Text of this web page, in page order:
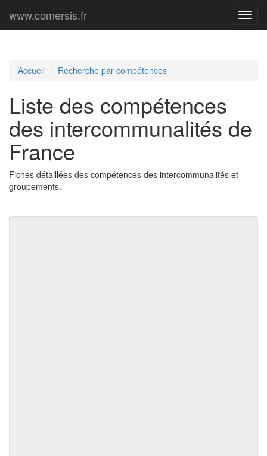
Menu
www.comersis.fr
Accueil Recherche par compétences
Liste des compétences
des intercommunalités de
France
Fiches détaillées des compétences des intercommunalités et
groupements.